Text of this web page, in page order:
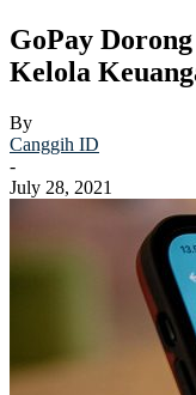
GoPay
Kelola
By
Canggih ID
-
July 28, 2021